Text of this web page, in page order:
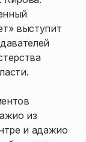
выступит
из
и адажио